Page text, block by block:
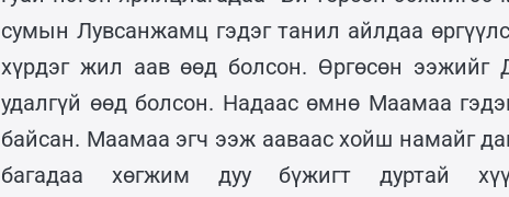
сумын Лувсанжамц гэдэг танил айлдаа
хүрдэг жил аав өөд болсон. Өргөсөн ээжийг
удалгүй өөд болсон. Надаас өмнө Маамаа
байсан. Маамаа эгч ээж ааваас хойш намайг
багадаа хөгжим дуу бүжигт дуртай